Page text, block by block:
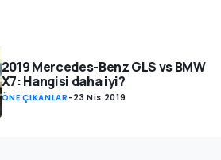
2019 Mercedes-Benz GLS vs BMW
X7: Hangisi daha iyi?
ÖNE ÇIKANLAR -23 Nis 2019